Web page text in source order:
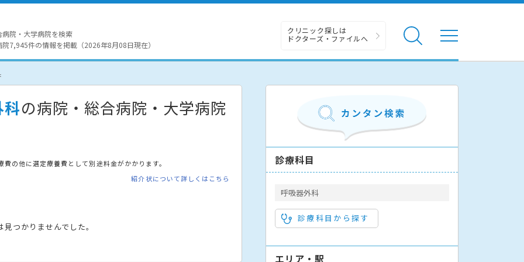
院・大学病院を検索
7,945件の情報を掲載（2026年8月08日現在）
クリニック探しは
ドクターズ・ファイルへ
の病院・総合病院・大学病院
の他に選定療養費として別途料金がかかります。
紹介状について詳しくはこちら
つかりませんでした。
診療科目
呼吸器外科
診療科目から探す
エリア・駅